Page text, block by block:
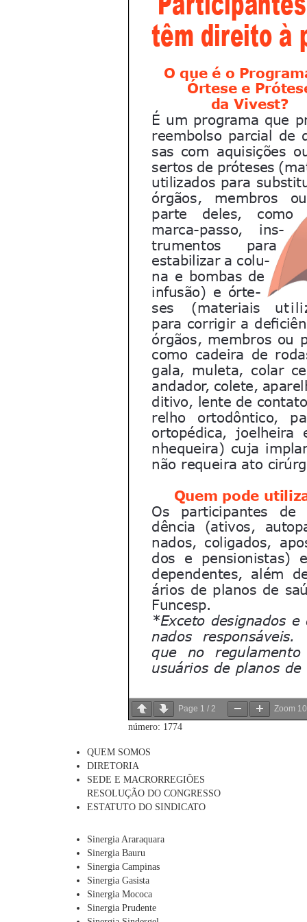
Page 1 / 2 Zoom
número: 1774
QUEM SOMOS
DIRETORIA
SEDE E MACRORREGIÕES
RESOLUÇÃO DO CONGRESSO
ESTATUTO DO SINDICATO
Sinergia Araraquara
Sinergia Bauru
Sinergia Campinas
Sinergia Gasista
Sinergia Mococa
Sinergia Prudente